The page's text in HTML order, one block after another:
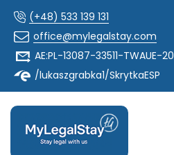
(+48) 533 139 131
office@mylegalstay.com
AE:PL-13087-33511-TWAUE-20
/lukaszgrabka1/SkrytkaESP